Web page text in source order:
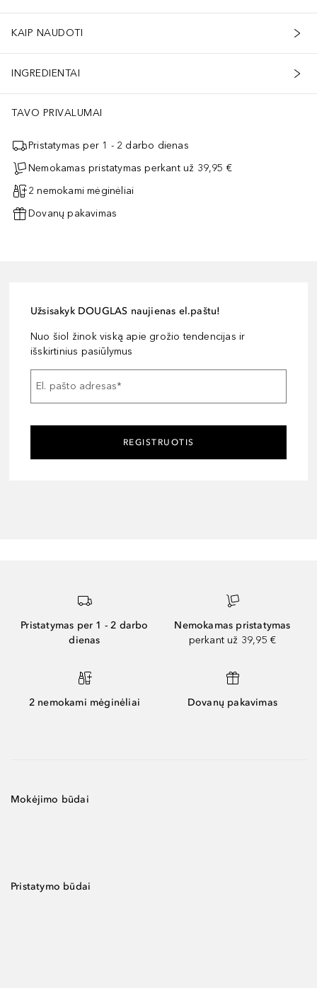
KAIP NAUDOTI
INGREDIENTAI
TAVO PRIVALUMAI
Pristatymas per 1 - 2 darbo dienas
Nemokamas pristatymas perkant už 39,95 €
2 nemokami mėginėliai
Dovanų pakavimas
Užsisakyk DOUGLAS naujienas el.paštu!
Nuo šiol žinok viską apie grožio tendencijas ir
išskirtinius pasiūlymus
El. pašto adresas*
REGISTRUOTIS
Pristatymas per 1 - 2 darbo
dienas
Nemokamas pristatymas
perkant už 39,95 €
2 nemokami mėginėliai Dovanų pakavimas
Mokėjimo būdai
Pristatymo būdai